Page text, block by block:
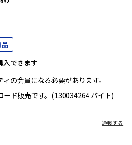
入できます
の会員になる必要があります。
ド販売です。(130034264 バイト)
通報する